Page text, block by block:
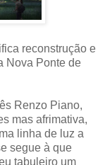
reconstrução e
Nova Ponte de
Renzo Piano,
mas afrimativa,
linha de luz a
segue à que
tabuleiro um